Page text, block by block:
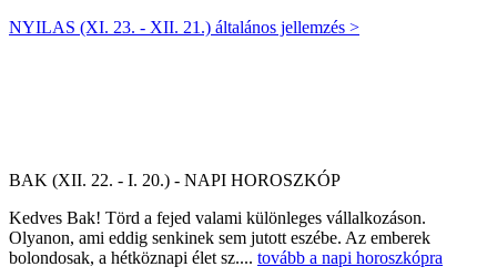
NYILAS (XI. 23. - XII. 21.) általános jellemzés >
BAK (XII. 22. - I. 20.) - NAPI HOROSZKÓP
Kedves Bak! Törd a fejed valami különleges vállalkozáson.
Olyanon, ami eddig senkinek sem jutott eszébe. Az emberek
bolondosak, a hétköznapi élet sz.... tovább a napi horoszkópra